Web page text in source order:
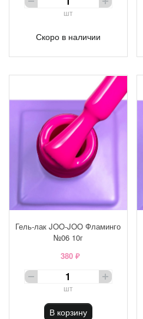
шт
Скоро в наличии
Гель-лак JOO-JOO Фламинго
№06 10г
380 ₽
шт
В корзину